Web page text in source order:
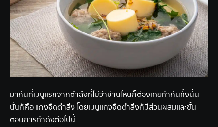
มากันที่เมนูแรกจากตำลึงที่ไม่ว่าบ้านไหนก็ต้องเคยทำกันทั้งนั้น
นั่นก็คือ แกงจืดตำลึง โดยเมนูแกงจืดตำลึงก็มีส่วนผสมและขั้น
ตอนการทำดังต่อไปนี้